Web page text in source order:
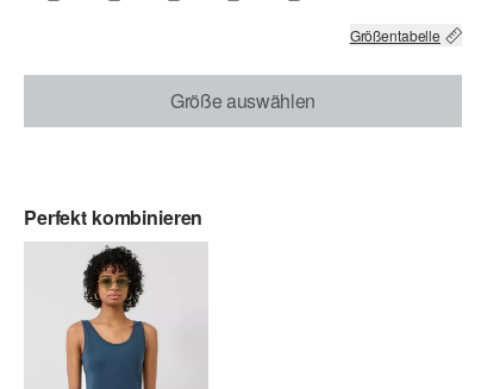
Größentabelle
Größe auswählen
Perfekt kombinieren